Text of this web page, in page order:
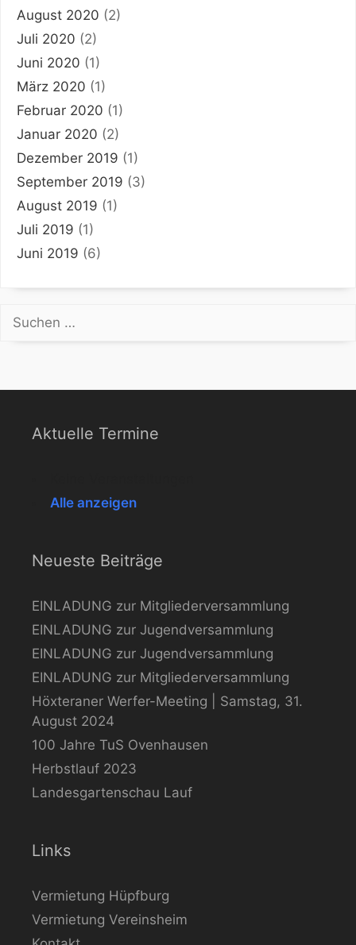
August 2020 (2)
Juli 2020 (2)
Juni 2020 (1)
März 2020 (1)
Februar 2020 (1)
Januar 2020 (2)
Dezember 2019 (1)
September 2019 (3)
August 2019 (1)
Juli 2019 (1)
Juni 2019 (6)
Suchen
nach:
Aktuelle Termine
Alle anzeigen
Neueste Beiträge
EINLADUNG zur Mitgliederversammlung
EINLADUNG zur Jugendversammlung
EINLADUNG zur Jugendversammlung
EINLADUNG zur Mitgliederversammlung
Höxteraner Werfer-Meeting | Samstag, 31.
August 2024
100 Jahre TuS Ovenhausen
Herbstlauf 2023
Landesgartenschau Lauf
Links
Vermietung Hüpfburg
Vermietung Vereinsheim